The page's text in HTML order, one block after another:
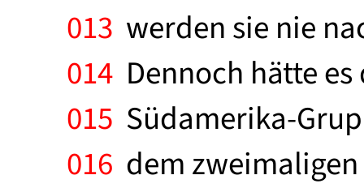
013 werden sie nie
014 Dennoch hätte
015 Südamerika-
016 dem